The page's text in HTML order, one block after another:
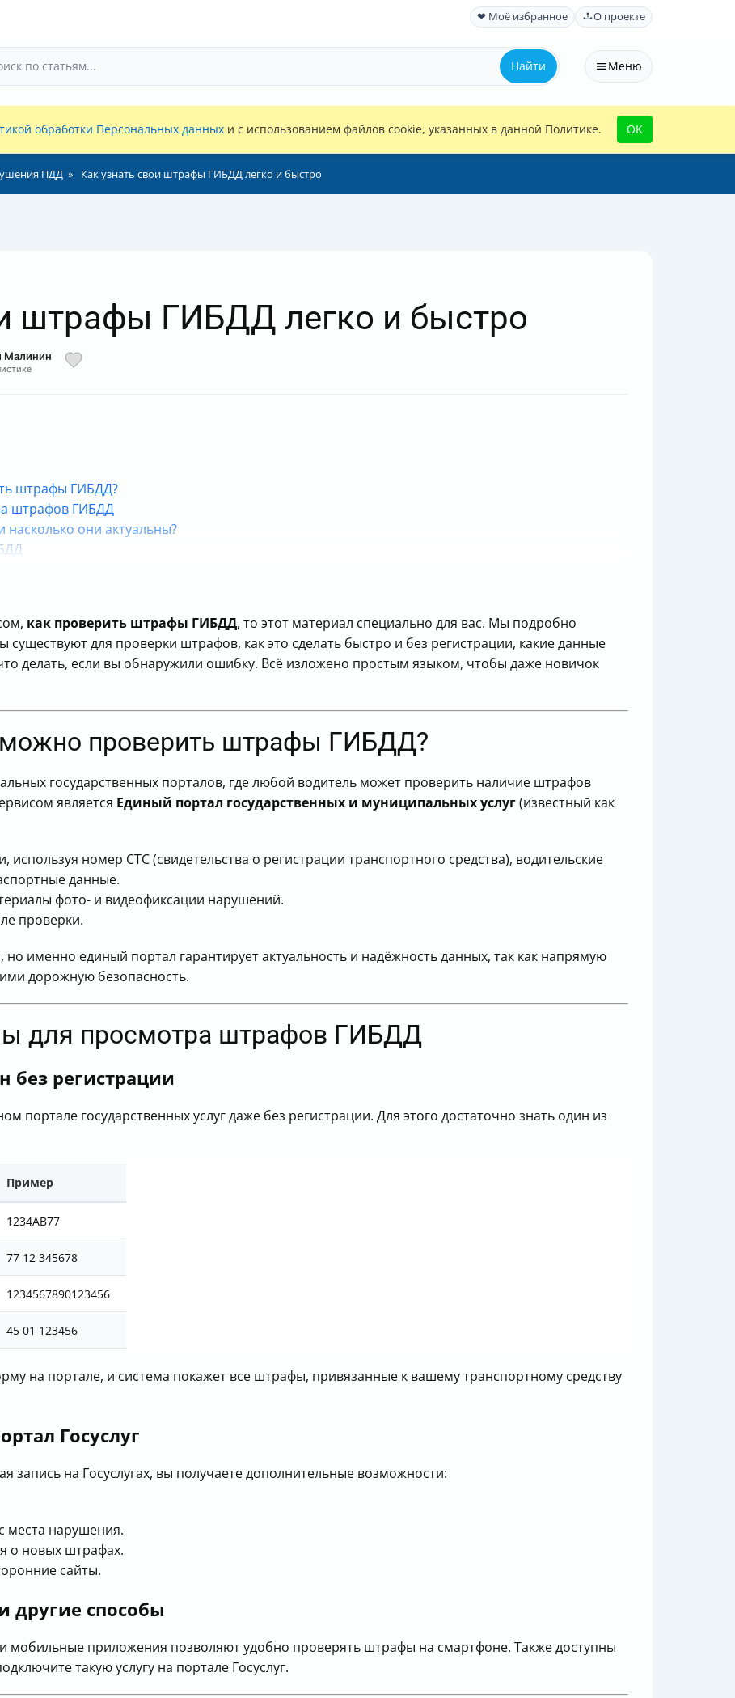
❤ Моё избранное О проекте
Найти Меню
обработки Персональных данных и с использованием файлов cookie, указанных в данной Политике. OK
ПДД Как узнать свои штрафы ГИБДД легко и быстро
штрафы ГИБДД легко и быстро
Малинин
штрафы ГИБДД?
штрафов ГИБДД
они актуальны?
штрафов?
как проверить штрафы ГИБДД, то этот материал специально для вас. Мы подробно
для проверки штрафов, как это сделать быстро и без регистрации, какие данные
делать, если вы обнаружили ошибку. Всё изложено простым языком, чтобы даже новичок
можно проверить штрафы ГИБДД?
государственных порталов, где любой водитель может проверить наличие штрафов
является Единый портал государственных и муниципальных услуг(известный как
номер СТС (свидетельства о регистрации транспортного средства), водительские
данные.
фото- и видеофиксации нарушений.
проверки.
но именно единый портал гарантирует актуальность и надёжность данных, так как напрямую
дорожную безопасность.
для просмотра штрафов ГИБДД
без регистрации
портале государственных услуг даже без регистрации. Для этого достаточно знать один из
Пример
1234AB77
77 12 345678
1234567890123456
45 01 123456
на портале, и система покажет все штрафы, привязанные к вашему транспортному средству
Госуслуг
запись на Госуслугах, вы получаете дополнительные возможности:
места нарушения.
о новых штрафах.
сайты.
способы
мобильные приложения позволяют удобно проверять штрафы на смартфоне. Также доступны
такую услугу на портале Госуслуг.